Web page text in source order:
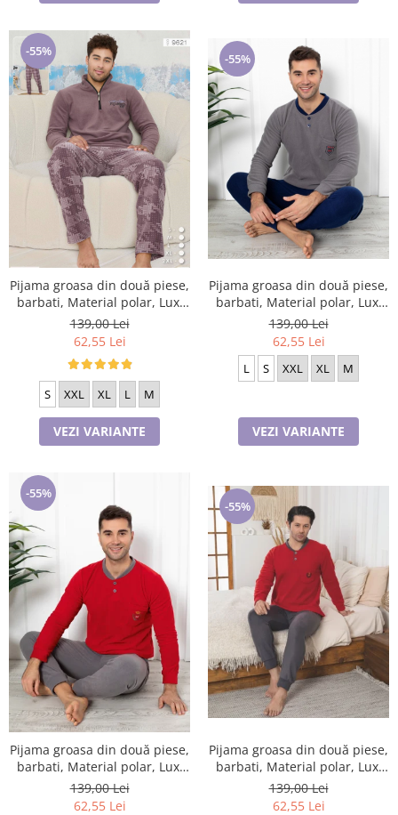
-55%
Pijama groasa din două piese,
barbati, Material polar, Lux,
PIJ9621 100%micro
139,00 Lei
62,55 Lei
S XXL XL L M
VEZI VARIANTE
-55%
Pijama groasa din două piese,
barbati, Material polar, Lux,
Baki309 100%micro
139,00 Lei
62,55 Lei
L S XXL XL M
VEZI VARIANTE
-55%
Pijama groasa din două piese,
barbati, Material polar, Lux,
BakI307_304 100%micro
139,00 Lei
62,55 Lei
-55%
Pijama groasa din două piese,
barbati, Material polar, Lux,
BakI82 100%micro
139,00 Lei
62,55 Lei